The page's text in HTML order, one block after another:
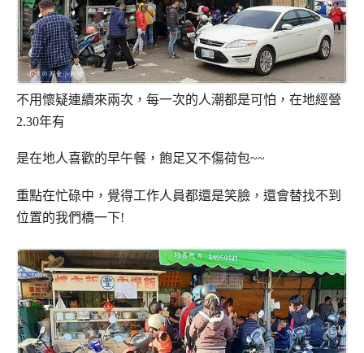
不用懷疑連續來兩次，每一次的人潮都是可怕，在地經營
2.30年有
是在地人喜歡的早午餐，飽足又不傷荷包~~
重點在忙碌中，覺得工作人員都還是笑臉，還會替找不到
位置的我們橋一下!